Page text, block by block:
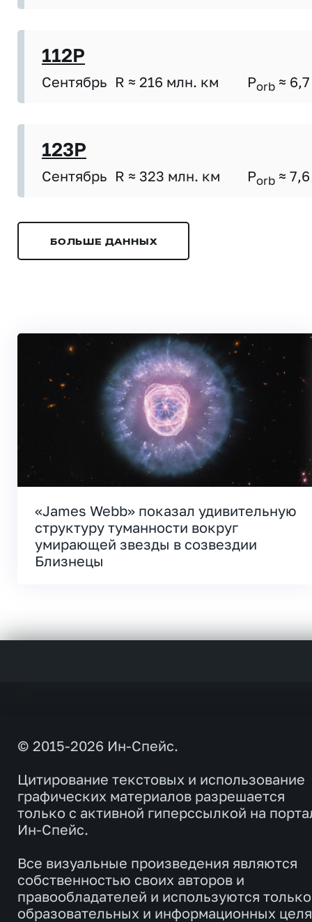
112P
Сентябрь R ≈ 216 млн. км Porb ≈ 6,7
123P
Сентябрь R ≈ 323 млн. км Porb ≈ 7,6
БОЛЬШЕ ДАННЫХ
«James Webb» показал удивительную
структуру туманности вокруг
умирающей звезды в созвездии
Близнецы
© 2015-2026 Ин-Спейс.
Цитирование текстовых и использование
графических материалов разрешается
только с активной гиперссылкой на
Ин-Спейс.
Все визуальные произведения являются
собственностью своих авторов и
правообладателей и используются
образовательных и информационных